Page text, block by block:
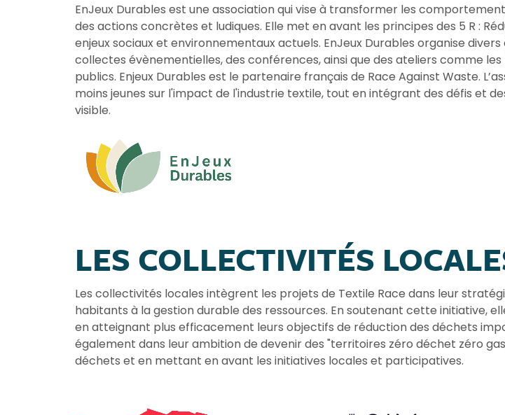
EnJeux Durables est une association qui vise à transformer les
des actions concrètes et ludiques. Elle met en avant les principes des 5 R :
enjeux sociaux et environnementaux actuels. EnJeux Durables organise
collectes évènementielles, des conférences, ainsi que des ateliers comme
publics. Enjeux Durables est le partenaire français de Race Against Waste.
moins jeunes sur l'impact de l'industrie textile, tout en intégrant des défis et
visible.
LES COLLECTIVITÉS
Les collectivités locales intègrent les projets de Textile Race dans leur
habitants à la gestion durable des ressources. En soutenant cette initiative,
en atteignant plus efficacement leurs objectifs de réduction des déchets
également dans leur ambition de devenir des "territoires zéro déchet zéro
déchets et en mettant en avant les initiatives locales et participatives.